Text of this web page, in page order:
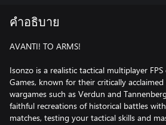
คำอธิบาย
AVANTI! TO ARMS!
Isonzo is a realistic tactical multiplayer
Games, known for their critically
wargames such as Verdun and
faithful recreations of historical battles
matches, testing your tactical skills and